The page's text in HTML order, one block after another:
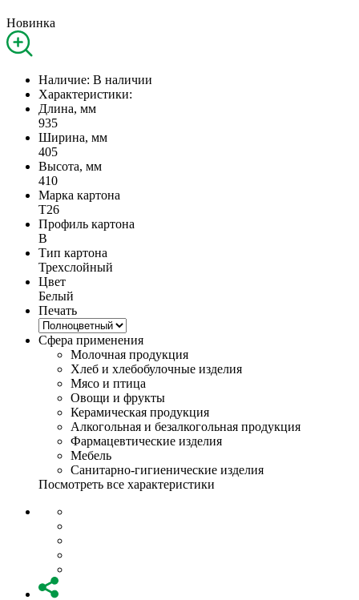
Новинка
Наличие: В наличии
Характеристики:
Длина, мм
935
Ширина, мм
405
Высота, мм
410
Марка картона
Т26
Профиль картона
B
Тип картона
Трехслойный
Цвет
Белый
Печать
Сфера применения
Молочная продукция
Хлеб и хлебобулочные изделия
Мясо и птица
Овощи и фрукты
Керамическая продукция
Алкогольная и безалкогольная продукция
Фармацевтические изделия
Мебель
Санитарно-гигиенические изделия
Посмотреть все характеристики